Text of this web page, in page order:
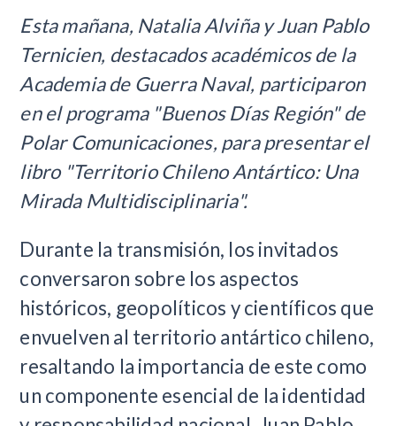
Esta mañana, Natalia Alviña y Juan Pablo
Ternicien, destacados académicos de la
Academia de Guerra Naval, participaron
en el programa "Buenos Días Región" de
Polar Comunicaciones, para presentar el
libro "Territorio Chileno Antártico: Una
Mirada Multidisciplinaria".
Durante la transmisión, los invitados
conversaron sobre los aspectos
históricos, geopolíticos y científicos que
envuelven al territorio antártico chileno,
resaltando la importancia de este como
un componente esencial de la identidad